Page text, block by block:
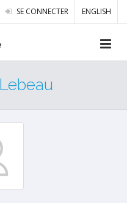
SE CONNECTER ENGLISH